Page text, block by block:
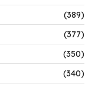
(389)
(377)
(350)
(340)